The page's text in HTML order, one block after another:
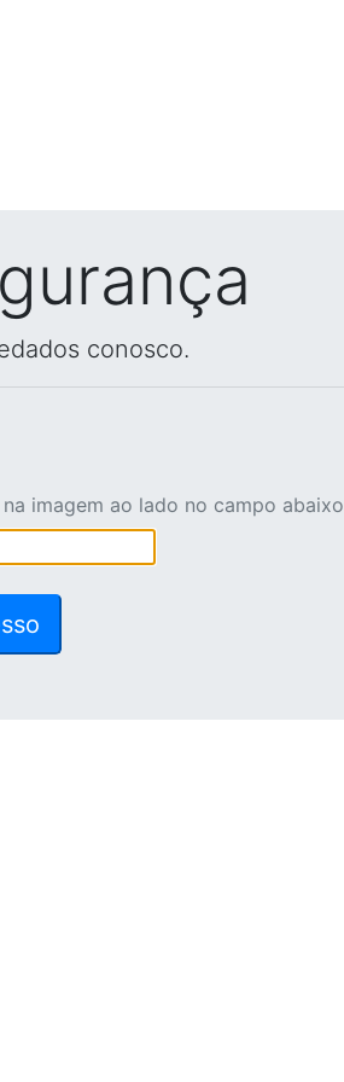
conosco.
imagem ao lado no campo abaixo